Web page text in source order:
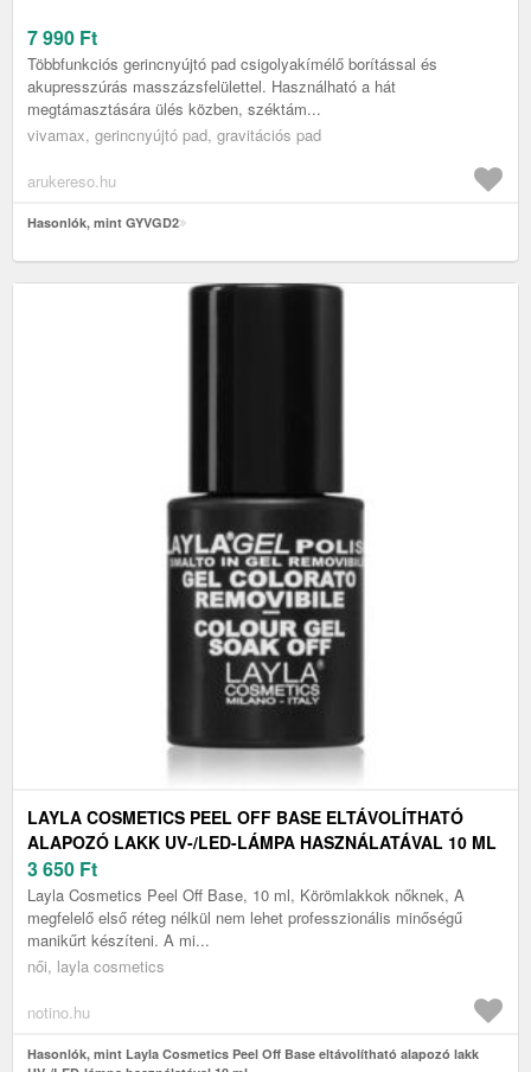
7 990 Ft
Többfunkciós gerincnyújtó pad csigolyakímélő borítással és
akupresszúrás masszázsfelülettel. Használható a hát
megtámasztására ülés közben, széktám...
vivamax, gerincnyújtó pad, gravitációs pad
arukereso.hu
Hasonlók, mint GYVGD2
LAYLA COSMETICS PEEL OFF BASE ELTÁVOLÍTHATÓ
ALAPOZÓ LAKK UV-/LED-LÁMPA HASZNÁLATÁVAL 10 ML
3 650 Ft
Layla Cosmetics Peel Off Base, 10 ml, Körömlakkok nőknek, A
megfelelő első réteg nélkül nem lehet professzionális minőségű
manikűrt készíteni. A mi...
női, layla cosmetics
notino.hu
Hasonlók, mint Layla Cosmetics Peel Off Base eltávolítható alapozó lakk